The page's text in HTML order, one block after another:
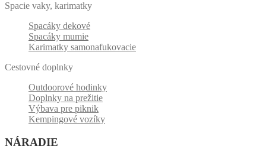
Spacie vaky, karimatky
Spacáky dekové
Spacáky mumie
Karimatky samonafukovacie
Cestovné doplnky
Outdoorové hodinky
Doplnky na prežitie
Výbava pre piknik
Kempingové vozíky
NÁRADIE